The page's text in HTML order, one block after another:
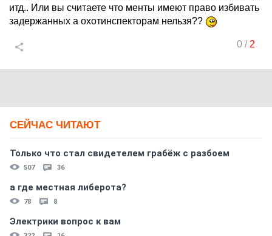
итд.. Или вы считаете что менты имеют право избивать
задержанных а охотинспекторам нельзя??
0/ 2
СЕЙЧАС ЧИТАЮТ
Только что стал свидетелем грабёж с разбоем
507 36
а где местная либерота?
78 8
Электрики вопрос к вам